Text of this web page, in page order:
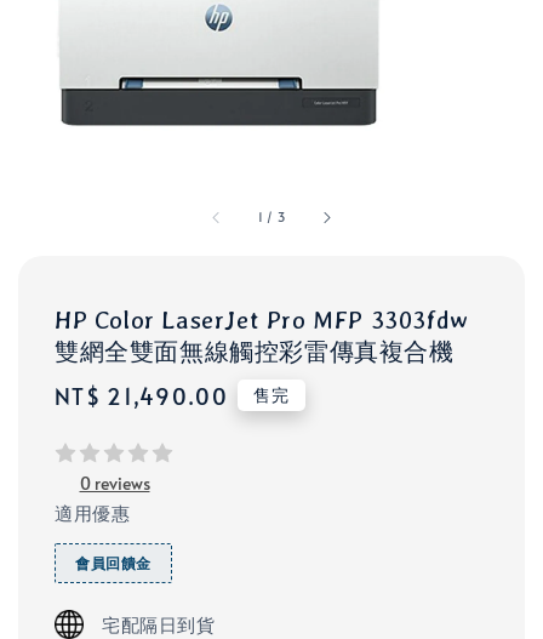
1 / 3
HP Color LaserJet Pro MFP 3303fdw
雙網全雙面無線觸控彩雷傳真複合機
Regular
NT$ 21,490.00 售完
0 reviews
適用優惠
會員回饋金
宅配隔日到貨